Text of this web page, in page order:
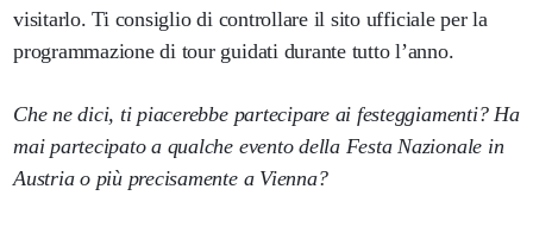
visitarlo. Ti consiglio di controllare il sito ufficiale per la
programmazione di tour guidati durante tutto l’anno.
Che ne dici, ti piacerebbe partecipare ai festeggiamenti? Ha
mai partecipato a qualche evento della Festa Nazionale in
Austria o più precisamente a Vienna?